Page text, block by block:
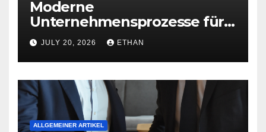
Moderne
Unternehmensprozesse für
nachhaltige
Betriebsentwicklung
JULY 20, 2026 ETHAN
ALLGEMEINER ARTIKEL